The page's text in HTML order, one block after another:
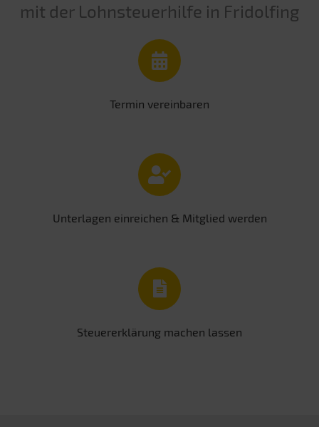
mit der Lohnsteuerhilfe in Fridolfing
Termin vereinbaren
Unterlagen einreichen & Mitglied werden
Steuererklärung machen lassen